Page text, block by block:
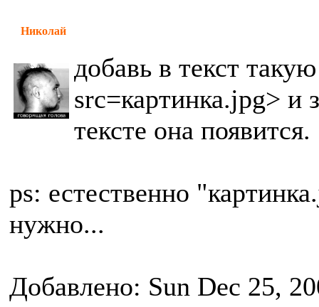
Николай
добавь в текст
src=картинка.jpg> и
тексте она появится.
ps: естественно
нужно...
Добавлено: Sun Dec 25,